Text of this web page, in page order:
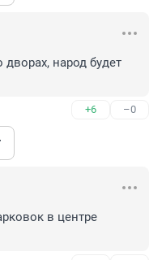
народ будет
+6 –0
в центре